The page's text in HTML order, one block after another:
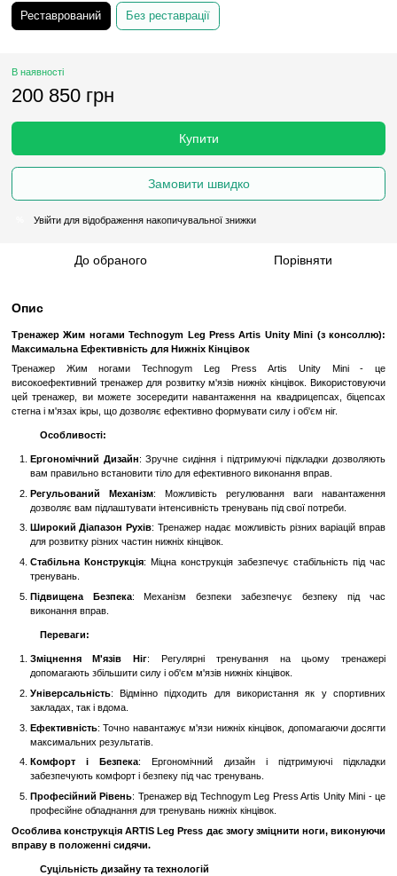
Без реставрації
Замовити швидко
% Увійти для відображення накопичувальної знижки
Опис
Тренажер Жим ногами Technogym Leg Press Artis Unity
Максимальна Ефективність для Нижніх Кінцівок
Тренажер Жим ногами Technogym Leg Press Artis
високоефективний тренажер для розвитку м'язів нижніх кінцівок.
цей тренажер, ви можете зосередити навантаження на
стегна і м'язах ікры, що дозволяє ефективно формувати силу і
Особливості:
Ергономічний Дизайн: Зручне сидіння і підтримуючі
вам правильно встановити тіло для ефективного виконання
Регульований Механізм
дозволяє вам підлаштувати інтенсивність тренувань під свої
Широкий Діапазон Рухів: Тренажер надає можливість різних
для розвитку різних частин нижніх кінцівок.
Стабільна Конструкція: Міцна конструкція забезпечує
тренувань.
Підвищена Безпека: Механізм безпеки забезпечує